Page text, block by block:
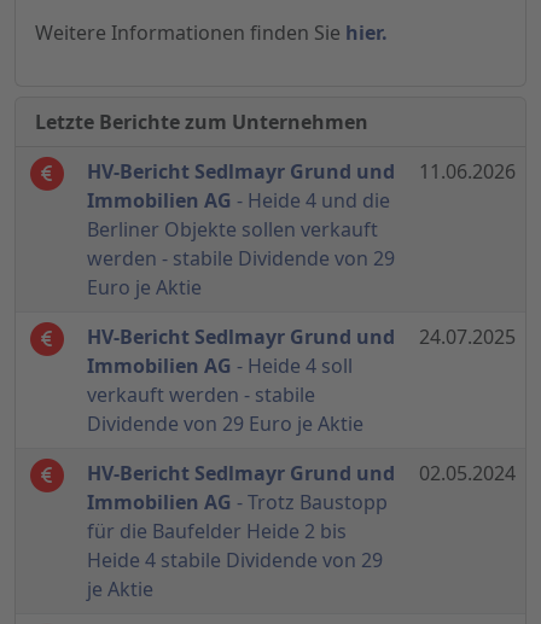
Weitere Informationen finden Sie hier.
Letzte Berichte zum Unternehmen
HV-Bericht Sedlmayr Grund und
Immobilien AG - Heide 4 und die
Berliner Objekte sollen verkauft
werden - stabile Dividende von 29
Euro je Aktie
11.06.2026
HV-Bericht Sedlmayr Grund und
Immobilien AG - Heide 4 soll
verkauft werden - stabile
Dividende von 29 Euro je Aktie
24.07.2025
HV-Bericht Sedlmayr Grund und
Immobilien AG - Trotz Baustopp
für die Baufelder Heide 2 bis
Heide 4 stabile Dividende von 29
je Aktie
02.05.2024